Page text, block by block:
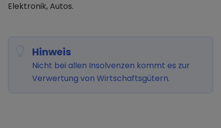
Elektronik, Autos.
Hinweis
Nicht bei allen Insolvenzen kommt es zur
Verwertung von Wirtschaftsgütern.